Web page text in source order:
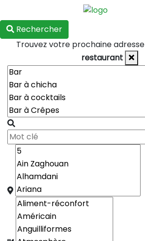
Rechercher
Trouvez votre prochaine adresse
restaurant